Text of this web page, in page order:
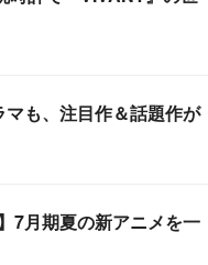
も、注目作＆話題作が
7月期夏の新アニメを一